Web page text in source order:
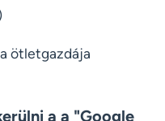
ötletgazdája
a a "Google